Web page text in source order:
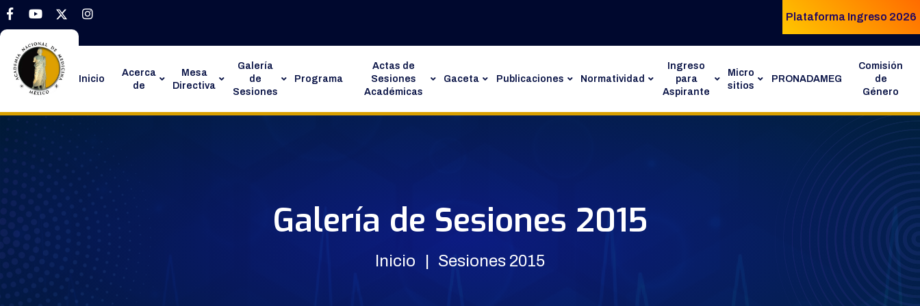
Plataforma Ingreso 2026
Inicio
Acerca
de
Mesa
Directiva
Galería
de
Sesiones
Programa
Actas de
Sesiones
Académicas
Gaceta Publicaciones Normatividad
Ingreso
para
Aspirante
Micro
sitios
PRONADAMEG
Comisión
de
Género
Galería de Sesiones 2015
Inicio Sesiones 2015